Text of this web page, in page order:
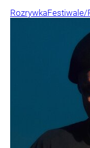
RozrywkaFestiwale/